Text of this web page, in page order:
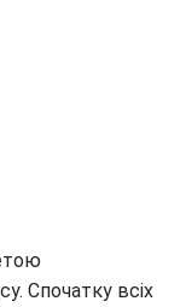
Спочатку всіх